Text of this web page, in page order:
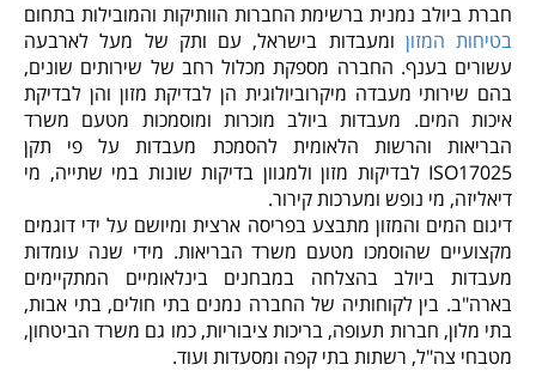
חברת ביולב נמנית ברשימת החברות הוותיקות והמובילות בתחום
בטיחות המזון ומעבדות בישראל, עם ותק של מעל לארבעה
עשורים בענף. החברה מספקת מכלול רחב של שירותים שונים,
בהם שירותי מעבדה מיקרוביולוגית הן לבדיקת מזון והן לבדיקת
איכות המים. מעבדות ביולב מוכרות ומוסמכות מטעם משרד
הבריאות והרשות הלאומית להסמכת מעבדות על פי תקן
ISO17025 לבדיקות מזון ולמגוון בדיקות שונות במי שתייה, מי
דיאליזה, מי נופש ומערכות קירור.
דיגום המים והמזון מתבצע בפריסה ארצית ומיושם על ידי דוגמים
מקצועיים שהוסמכו מטעם משרד הבריאות. מידי שנה עומדות
מעבדות ביולב בהצלחה במבחנים בינלאומיים המתקיימים
בארה"ב. בין לקוחותיה של החברה נמנים בתי חולים, בתי אבות,
בתי מלון, חברות תעופה, בריכות ציבוריות, כמו גם משרד הביטחון,
מטבחי צה"ל, רשתות בתי קפה ומסעדות ועוד.